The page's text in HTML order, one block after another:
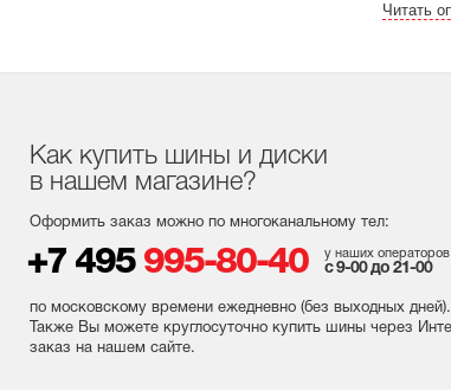
Читать
Как купить шины и диски
в нашем магазине?
Оформить заказ можно по многоканальному тел:
+7 495 995-80-40 у наших операторов
с 9-00 до 21-00
по московскому времени ежедневно (без выходных дней).
Также Вы можете круглосуточно купить шины через
заказ на нашем сайте.